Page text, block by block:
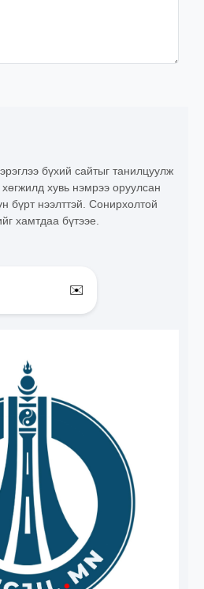
бүхий сайтыг танилцуулж
хувь нэмрээ оруулсан
бүрт нээлттэй. Сонирхолтой
хамтдаа бүтээе.
✉️